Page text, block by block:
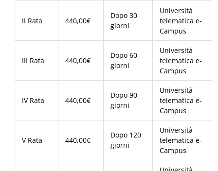
II Rata 440,00€
Dopo 30
giorni
Università
telematica e-
Campus
III Rata 440,00€
Dopo 60
giorni
Università
telematica e-
Campus
IV Rata 440,00€
Dopo 90
giorni
Università
telematica e-
Campus
V Rata 440,00€
Dopo 120
giorni
Università
telematica e-
Campus